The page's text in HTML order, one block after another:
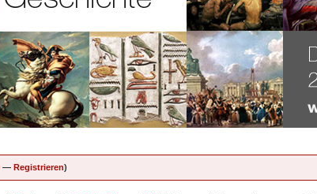
— Registrieren)